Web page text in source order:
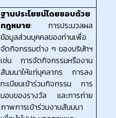
ฐานประโยชน์โดยชอบด้วย
กฎหมาย: การประมวลผล
ข้อมูลส่วนบุคคลของท่านเพื่อ
จัดกิจกรรมต่าง ๆ ของบริษัทฯ
เช่น การจัดกิจกรรมหรืองาน
สัมมนาให้แก่บุคลากร การลง
ทะเบียนเข้าร่วมกิจกรรม การ
มอบของรางวัล และการถ่าย
ภาพการเข้าร่วมงานสัมมนา